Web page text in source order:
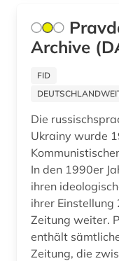
wörterbuch (2)
zeitung (11)
zeitzeuge (5)
Archive
FID
Die
Ukrainy wurde
In den 1990er
ihren
ihrer
Zeitung weiter.
enthält
Zeitung, die